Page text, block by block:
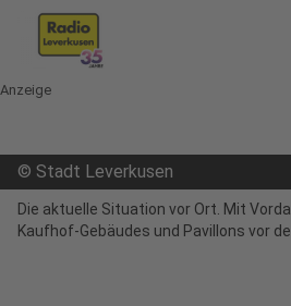
Anzeige
© Stadt Leverkusen
Die aktuelle Situation vor Ort. Mit
Kaufhof-Gebäudes und Pavillons vor